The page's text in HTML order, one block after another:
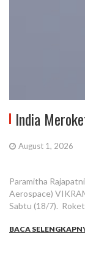
India
August 1, 2026
Paramitha
Aerospace)
Sabtu (18/7).
BACA